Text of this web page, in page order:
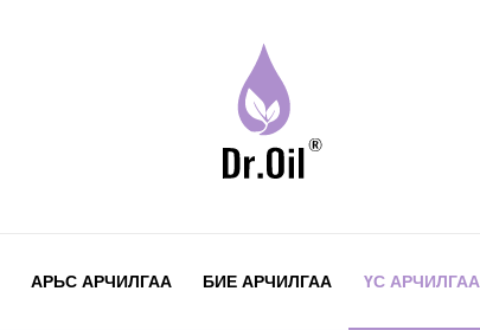
АРЬС АРЧИЛГАА БИЕ АРЧИЛГАА ҮС АРЧИЛГАА